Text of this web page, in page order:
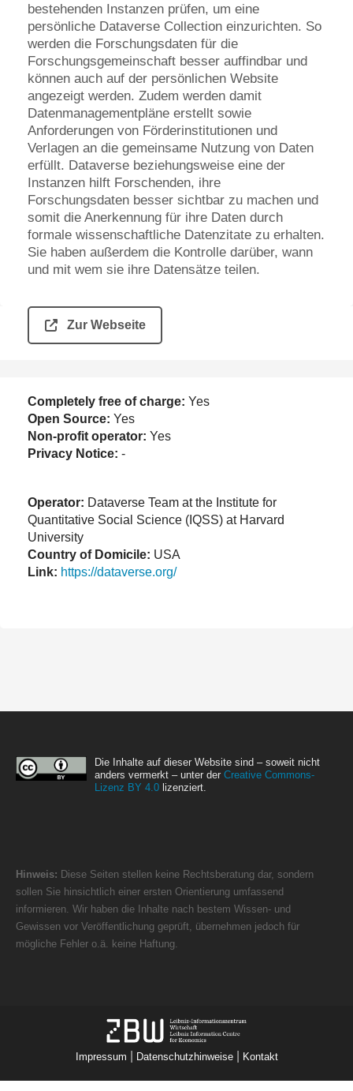
bestehenden Instanzen prüfen, um eine
persönliche Dataverse Collection einzurichten. So
werden die Forschungsdaten für die
Forschungsgemeinschaft besser auffindbar und
können auch auf der persönlichen Website
angezeigt werden. Zudem werden damit
Datenmanagementpläne erstellt sowie
Anforderungen von Förderinstitutionen und
Verlagen an die gemeinsame Nutzung von Daten
erfüllt. Dataverse beziehungsweise eine der
Instanzen hilft Forschenden, ihre
Forschungsdaten besser sichtbar zu machen und
somit die Anerkennung für ihre Daten durch
formale wissenschaftliche Datenzitate zu erhalten.
Sie haben außerdem die Kontrolle darüber, wann
und mit wem sie ihre Datensätze teilen.
Zur Webseite
Completely free of charge: Yes
Open Source: Yes
Non-profit operator: Yes
Privacy Notice: -
Operator: Dataverse Team at the Institute for
Quantitative Social Science (IQSS) at Harvard
University
Country of Domicile: USA
Link: https://dataverse.org/
Die Inhalte auf dieser Website sind – soweit nicht
anders vermerkt – unter der Creative Commons-
Lizenz BY 4.0 lizenziert.
Hinweis: Diese Seiten stellen keine Rechtsberatung dar, sondern
sollen Sie hinsichtlich einer ersten Orientierung umfassend
informieren. Wir haben die Inhalte nach bestem Wissen- und
Gewissen vor Veröffentlichung geprüft, übernehmen jedoch für
mögliche Fehler o.ä. keine Haftung.
Impressum Datenschutzhinweise| Kontakt